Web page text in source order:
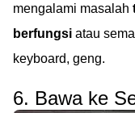
mengalami masalah
berfungsi atau
keyboard, geng.
6. Bawa ke